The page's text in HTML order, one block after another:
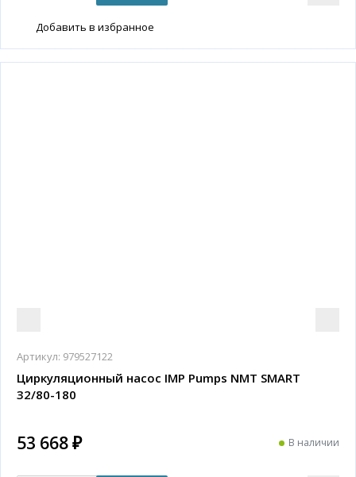
Добавить в избранное
Артикул: 979527122
Циркуляционный насос IMP Pumps NMT SMART
32/80-180
53 668 ₽ В наличии